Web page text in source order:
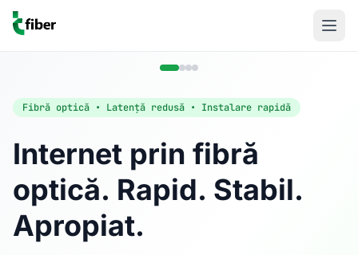
Fibră optică • Latență redusă • Instalare rapidă
Internet prin fibră
optică. Rapid. Stabil.
Apropiat.
Acasă
Internet Rezidențial
Fibră optică până la 1 Gbps, direct în casa ta.